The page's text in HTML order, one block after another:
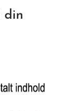
din